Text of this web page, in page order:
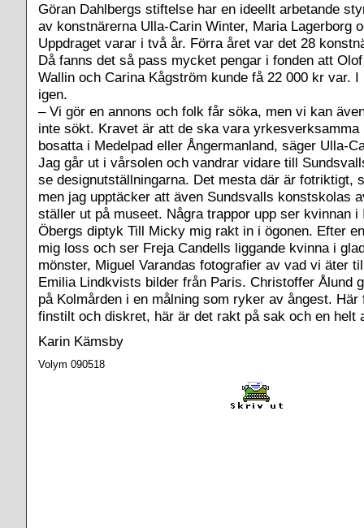
Göran Dahlbergs stiftelse har en ideellt arbetande
av konstnärerna Ulla-Carin Winter, Maria Lagerborg
Uppdraget varar i två år. Förra året var det 28
Då fanns det så pass mycket pengar i fonden att
Wallin och Carina Kågström kunde få 22 000 kr var.
igen.
– Vi gör en annons och folk får söka, men vi kan
inte sökt. Kravet är att de ska vara yrkesverksamma
bosatta i Medelpad eller Ångermanland, säger Ulla-
Jag går ut i vårsolen och vandrar vidare till
se designutställningarna. Det mesta där är fotriktigt,
men jag upptäcker att även Sundsvalls konstskolas
ställer ut på museet. Några trappor upp ser kvinnan i
Öbergs diptyk Till Micky mig rakt in i ögonen. Efter
mig loss och ser Freja Candells liggande kvinna i
mönster, Miguel Varandas fotografier av vad vi äter
Emilia Lindkvists bilder från Paris. Christoffer Ålund
på Kolmården i en målning som ryker av ångest. Här
finstilt och diskret, här är det rakt på sak och en helt
Karin Kämsby
Volym 090518